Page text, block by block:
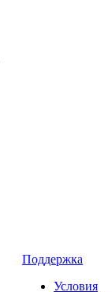
Поддержка
Условия